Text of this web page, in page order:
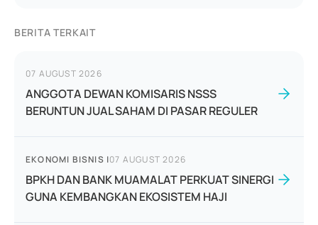
BERITA TERKAIT
07 AUGUST 2026
ANGGOTA DEWAN KOMISARIS NSSS
BERUNTUN JUAL SAHAM DI PASAR REGULER
EKONOMI BISNIS |07 AUGUST 2026
BPKH DAN BANK MUAMALAT PERKUAT SINERGI
GUNA KEMBANGKAN EKOSISTEM HAJI